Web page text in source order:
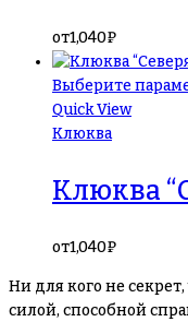
от1,040₽
Выберите
Quick View
Клюква
Клюква
от1,040₽
Ни для кого не
силой, способной